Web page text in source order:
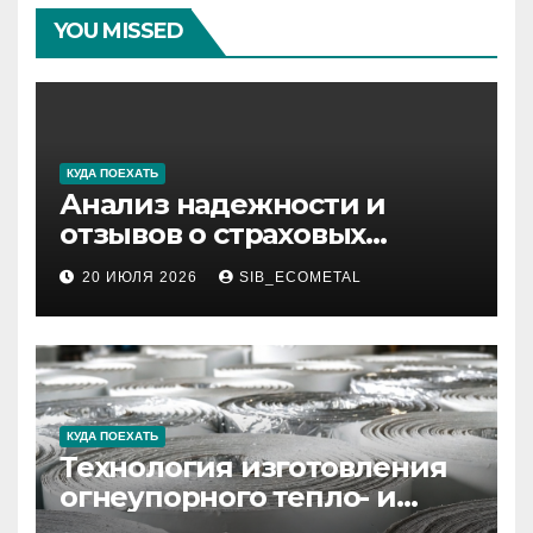
YOU MISSED
КУДА ПОЕХАТЬ
Анализ надежности и
отзывов о страховых
компаниях по итогам 2026
года
20 ИЮЛЯ 2026 SIB_ECOMETAL
КУДА ПОЕХАТЬ
Технология изготовления
огнеупорного тепло- и